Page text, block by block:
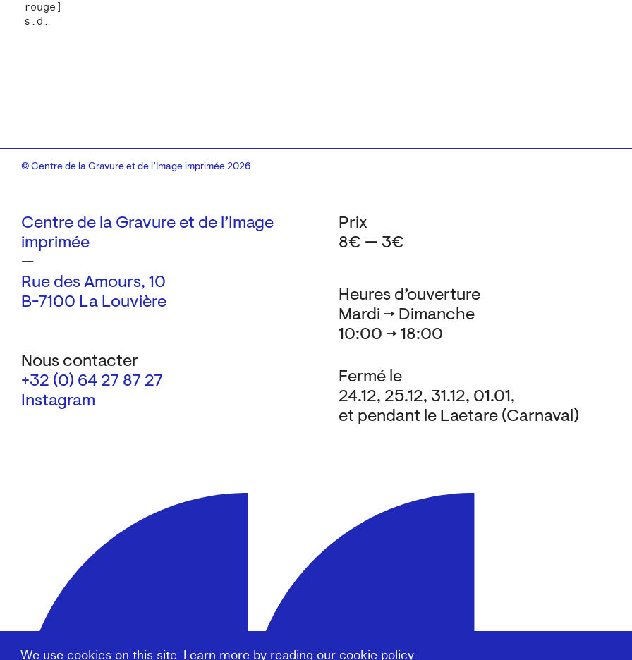
We use cookies on this site. Learn more by reading our cookie policy.
rouge]
s.d.
Centre de la Gravure et de l’Image
imprimée
—
Rue des Amours, 10
B-7100 La Louvière
Nous contacter
+32 (0) 64 27 87 27
Instagram
Heures d’ouverture
Mardi → Dimanche
10:00 → 18:00
Fermé le
24.12, 25.12, 31.12, 01.01,
et pendant le Laetare (Carnaval)
Prix
8€ — 3€
© Centre de la Gravure et de l’Image imprimée 2026